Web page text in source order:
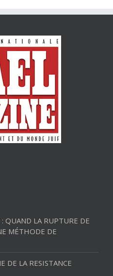
QUAND LA RUPTURE DE
MÉTHODE DE
DE LA RESISTANCE